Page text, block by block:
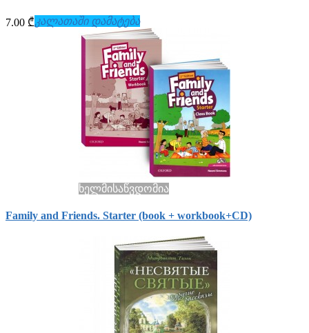
7.00 ₾ კალათაში დამატება
ხელმისაწვდომია
Family and Friends. Starter (book + workbook+СD)